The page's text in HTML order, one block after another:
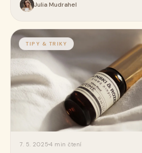
Julia Mudrahel
TIPY & TRIKY
7. 5. 2025 4 min čtení